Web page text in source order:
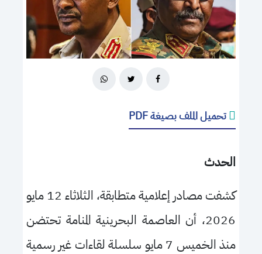
تحميل الملف بصيغة PDF
الحدث
كشفت مصادر إعلامية متطابقة، الثلاثاء 12 مايو
2026، أن العاصمة البحرينية المنامة تحتضن
منذ الخميس 7 مايو سلسلة لقاءات غير رسمية